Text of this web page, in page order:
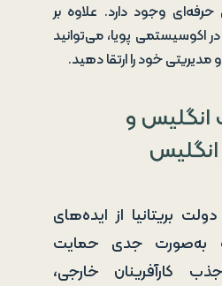
وجود دارد. علاوه بر
در اکوسیستمی پویا، می‌توانید
خود را ارتقا دهید.
انگلیس و
انگلیس
بریتانیا از ایده‌های
به‌صورت جدی حمایت
کارآفرینان خارجی،